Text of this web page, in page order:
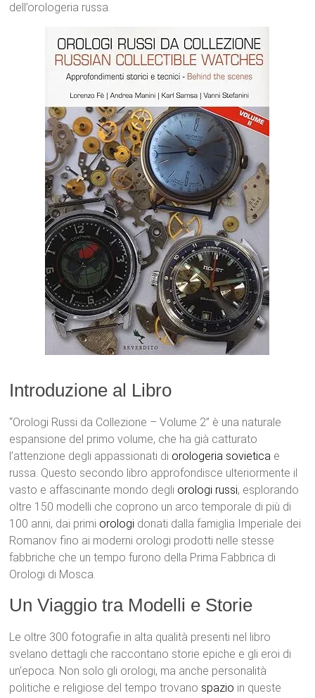
dell’orologeria russa.
Introduzione al Libro
“Orologi Russi da Collezione – Volume 2” è una naturale
espansione del primo volume, che ha già catturato
l’attenzione degli appassionati di orologeria sovietica e
russa. Questo secondo libro approfondisce ulteriormente il
vasto e affascinante mondo degli orologi russi, esplorando
oltre 150 modelli che coprono un arco temporale di più di
100 anni, dai primi orologi donati dalla famiglia Imperiale dei
Romanov fino ai moderni orologi prodotti nelle stesse
fabbriche che un tempo furono della Prima Fabbrica di
Orologi di Mosca.
Un Viaggio tra Modelli e Storie
Le oltre 300 fotografie in alta qualità presenti nel libro
svelano dettagli che raccontano storie epiche e gli eroi di
un’epoca. Non solo gli orologi, ma anche personalità
politiche e religiose del tempo trovano spazio in queste